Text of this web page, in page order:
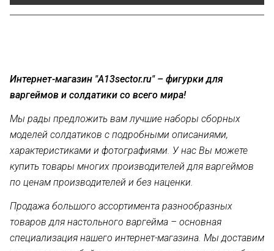
Интернет-магазин "A13sector.ru" – фигурки для
варгеймов и солдатики со всего мира!
Мы рады предложить вам лучшие наборы сборных
моделей солдатиков с подробными описаниями,
характеристиками и фотографиями. У нас Вы можете
купить товары многих производителей для варгеймов
по ценам производителей и без наценки.
Продажа большого ассортимента разнообразных
товаров для настольного варгейма – основная
специализация нашего интернет-магазина. Мы доставим